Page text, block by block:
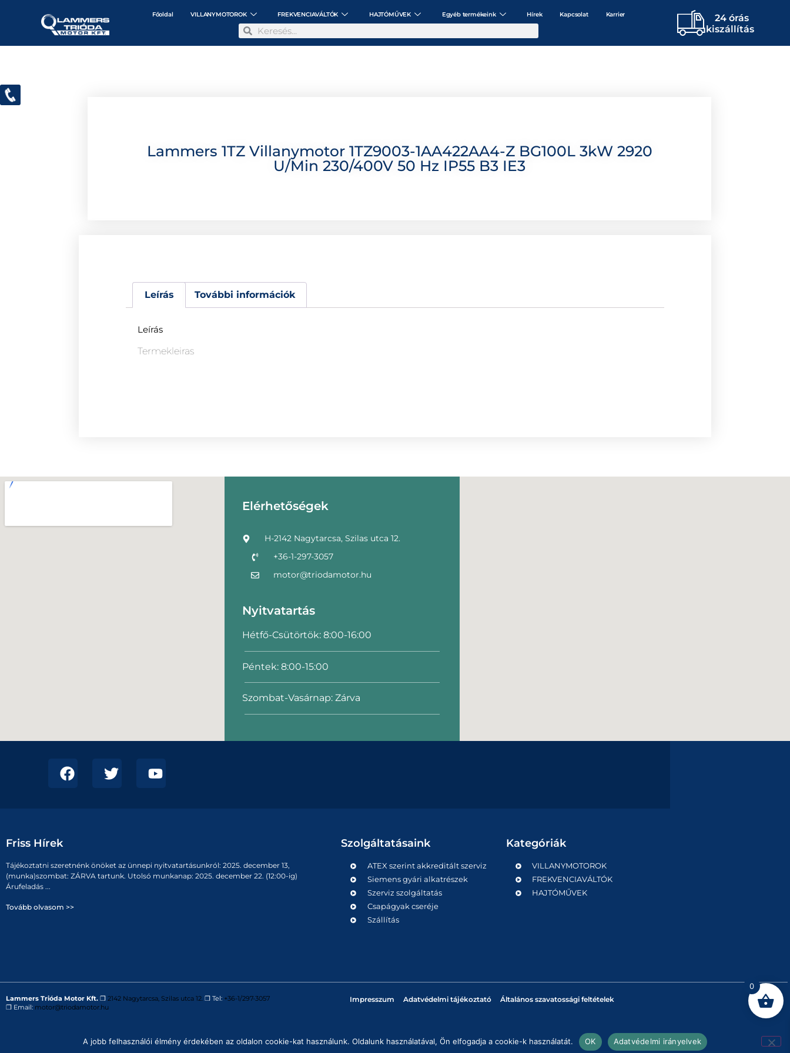
Főoldal VILLANYMOTOROK FREKVENCIAVÁLTÓK HAJTÓMŰVEK Egyéb termékeink Hírek Kapcsolat Karrier
24 órás
kiszállítás
Lammers 1TZ Villanymotor 1TZ9003-1AA422AA4-Z BG100L 3kW 2920
U/min 230/400V 50 Hz IP55 B3 IE3
Leírás További információk
Leírás
Termekleiras
Elérhetőségek
H-2142 Nagytarcsa, Szilas utca 12.
+36-1-297-3057
motor@triodamotor.hu
Nyitvatartás
Hétfő-Csütörtök: 8:00-16:00
Péntek: 8:00-15:00
Szombat-Vasárnap: Zárva
Friss Hírek
Tájékoztatni szeretnénk önöket az ünnepi nyitvatartásunkról: 2025. december 13,
(munka)szombat: ZÁRVA tartunk. Utolsó munkanap: 2025. december 22. (12:00-ig)
Árufeladás ...
Tovább olvasom >>
Szolgáltatásaink
ATEX szerint akkreditált szerviz
Siemens gyári alkatrészek
Szerviz szolgáltatás
Csapágyak cseréje
Szállítás
Kategóriák
VILLANYMOTOROK
FREKVENCIAVÁLTÓK
HAJTÓMŰVEK
Lammers Trióda Motor Kft. ❒ 2142 Nagytarcsa, Szilas utca 12. ❒ Tel: +36-1/297-3057
❒ Email: motor@triodamotor.hu
Impresszum Adatvédelmi tájékoztató Általános szavatossági feltételek
0
A jobb felhasználói élmény érdekében az oldalon cookie-kat használunk. Oldalunk használatával, Ön elfogadja a cookie-k használatát. OK Adatvédelmi irányelvek